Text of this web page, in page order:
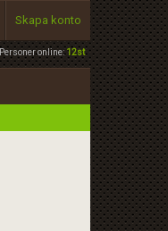
Personer online:12st
Skapa konto